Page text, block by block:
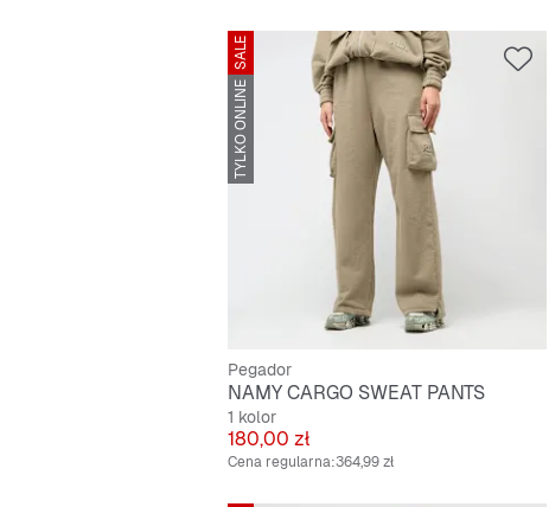
SALE
TYLKO ONLINE
Pegador
NAMY CARGO SWEAT PANTS
1 kolor
Cena
180,00 zł
Cena regularna:364,99 zł